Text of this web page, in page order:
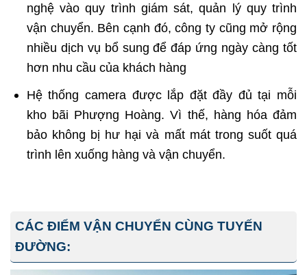
nghệ vào quy trình giám sát, quản lý quy trình
vận chuyển. Bên cạnh đó, công ty cũng mở rộng
nhiều dịch vụ bổ sung để đáp ứng ngày càng tốt
hơn nhu cầu của khách hàng
Hệ thống camera được lắp đặt đầy đủ tại mỗi
kho bãi Phượng Hoàng. Vì thế, hàng hóa đảm
bảo không bị hư hại và mất mát trong suốt quá
trình lên xuống hàng và vận chuyển.
CÁC ĐIỂM VẬN CHUYỂN CÙNG TUYẾN
ĐƯỜNG: